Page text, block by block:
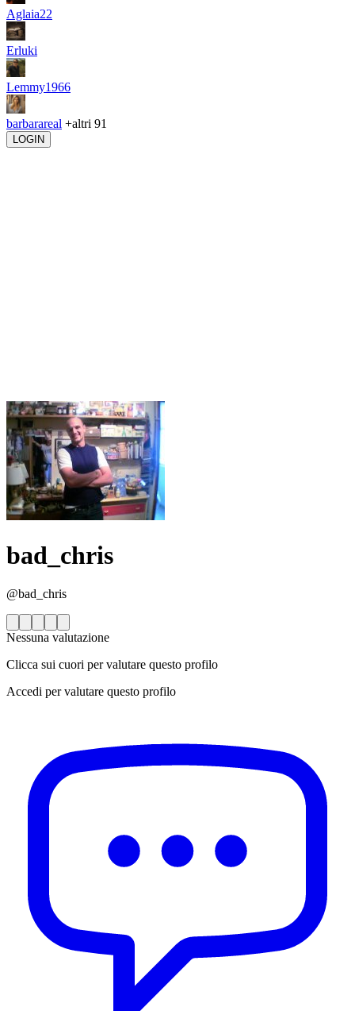
Aglaia22
Erluki
Lemmy1966
barbarareal +altri 91
LOGIN
bad_chris
@bad_chris
Nessuna valutazione
Clicca sui cuori per valutare questo profilo
Accedi per valutare questo profilo